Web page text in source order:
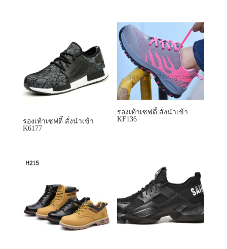
รองเท้าเซฟตี้ สั่งนำเข้า
K6177
รองเท้าเซฟตี้ สั่งนำเข้า
KF136